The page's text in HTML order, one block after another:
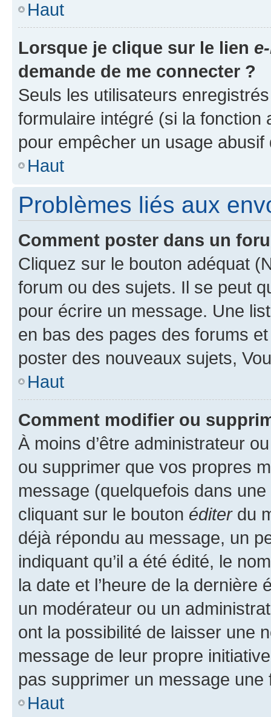
Haut
Lorsque je clique sur le lien
demande de me connecter ?
Seuls les utilisateurs
formulaire intégré (si la fonction
pour empêcher un usage
Haut
Problèmes liés aux
Comment poster dans un
Cliquez sur le bouton adéquat
forum ou des sujets. Il se peut
pour écrire un message. Une
en bas des pages des forums
poster des nouveaux sujets,
Haut
Comment modifier ou
À moins d’être administrateur
ou supprimer que vos propres
message (quelquefois dans
cliquant sur le bouton éditerdu
déjà répondu au message, un
indiquant qu’il a été édité, le
la date et l’heure de la dernière
un modérateur ou un
ont la possibilité de laisser une
message de leur propre
pas supprimer un message une
Haut